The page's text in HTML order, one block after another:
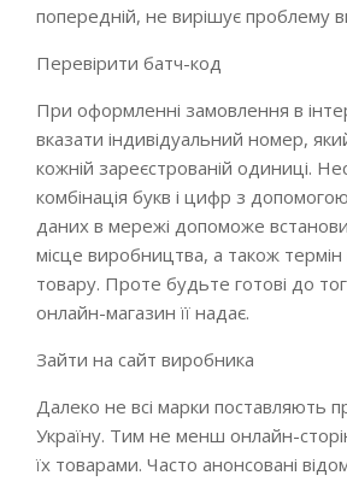
попередній, не вирішує проблему
Перевірити батч-код
При оформленні замовлення в
вказати індивідуальний номер,
кожній зареєстрованій одиниці.
комбінація букв і цифр з
даних в мережі допоможе
місце виробництва, а також термін
товару. Проте будьте готові до
онлайн-магазин її надає.
Зайти на сайт виробника
Далеко не всі марки поставляють
Україну. Тим не менш онлайн-
їх товарами. Часто анонсовані